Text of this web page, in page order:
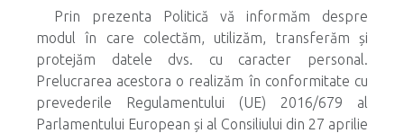
Prin prezenta Politică vă informăm despre
modul în care colectăm, utilizăm, transferăm și
protejăm datele dvs. cu caracter personal.
Prelucrarea acestora o realizăm în conformitate cu
prevederile Regulamentului (UE) 2016/679 al
Parlamentului European și al Consiliului din 27 aprilie